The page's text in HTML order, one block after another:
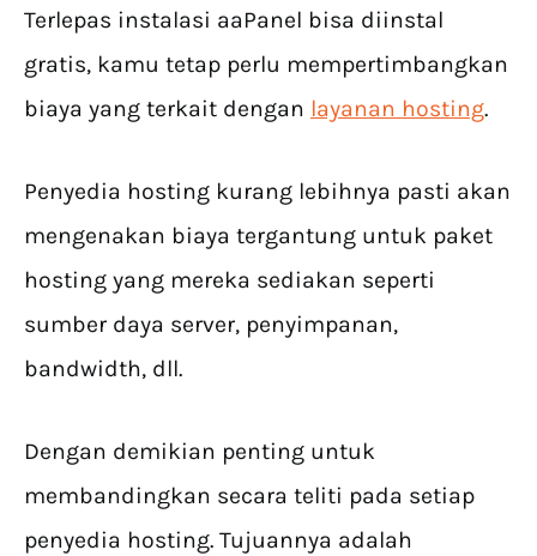
Terlepas instalasi aaPanel bisa diinstal
gratis, kamu tetap perlu mempertimbangkan
biaya yang terkait dengan layanan hosting.
Penyedia hosting kurang lebihnya pasti akan
mengenakan biaya tergantung untuk paket
hosting yang mereka sediakan seperti
sumber daya server, penyimpanan,
bandwidth, dll.
Dengan demikian penting untuk
membandingkan secara teliti pada setiap
penyedia hosting. Tujuannya adalah